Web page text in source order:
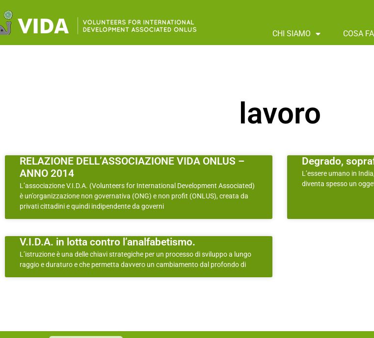
CHI SIAMO COSA
lavoro
RELAZIONE DELL’ASSOCIAZIONE VIDA ONLUS –
ANNO 2014
L’associazione V.I.D.A. (Volunteers for International Development Associated)
è un’organizzazione non governativa (ONG) e non profit (ONLUS), creata da
privati cittadini e quindi indipendente da governi
Degrado,
L’essere umano in
diventa spesso un
V.I.D.A. in lotta contro l’analfabetismo.
L’istruzione è una delle chiavi strategiche per un processo di sviluppo a lungo
raggio e duraturo e che permetta davvero un cambiamento dal profondo di